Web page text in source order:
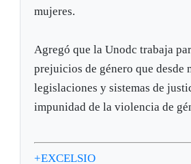
mujeres.
Agregó que la Unodc trabaja
prejuicios de género que desde
legislaciones y sistemas de
impunidad de la violencia de
+EXCELSIO